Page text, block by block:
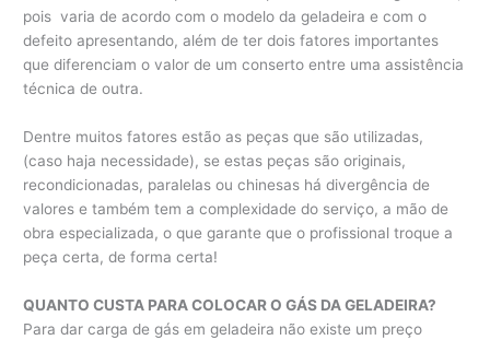
pois varia de acordo com o modelo da geladeira e com o
defeito apresentando, além de ter dois fatores importantes
que diferenciam o valor de um conserto entre uma assistência
técnica de outra.
Dentre muitos fatores estão as peças que são utilizadas,
(caso haja necessidade), se estas peças são originais,
recondicionadas, paralelas ou chinesas há divergência de
valores e também tem a complexidade do serviço, a mão de
obra especializada, o que garante que o profissional troque a
peça certa, de forma certa!
QUANTO CUSTA PARA COLOCAR O GÁS DA GELADEIRA?
Para dar carga de gás em geladeira não existe um preço